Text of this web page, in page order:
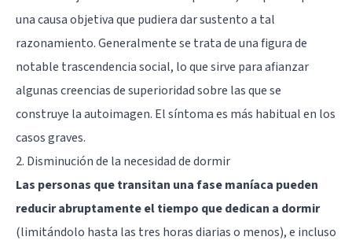
una causa objetiva que pudiera dar sustento a tal
razonamiento. Generalmente se trata de una figura de
notable trascendencia social, lo que sirve para afianzar
algunas creencias de superioridad sobre las que se
construye la autoimagen. El síntoma es más habitual en los
casos graves.
2. Disminución de la necesidad de dormir
Las personas que transitan una fase maníaca pueden
reducir abruptamente el tiempo que dedican a dormir
(limitándolo hasta las tres horas diarias o menos), e incluso